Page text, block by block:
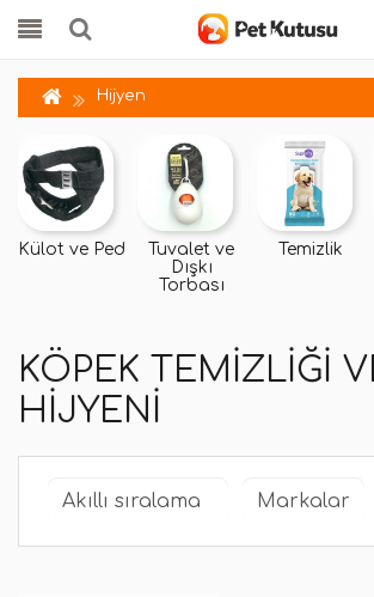
Hijyen
Külot ve Ped
Tuvalet ve
Dışkı
Torbası
Temizlik
KÖPEK TEMIZLIĞI
HIJYENI